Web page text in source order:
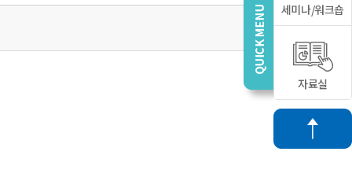
세미나/워크숍
자료실